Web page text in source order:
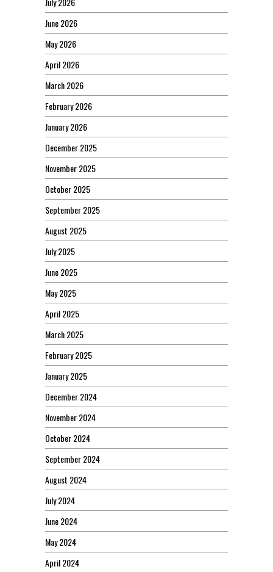
June 2026
May 2026
April 2026
March 2026
February 2026
January 2026
December 2025
November 2025
October 2025
September 2025
August 2025
July 2025
June 2025
May 2025
April 2025
March 2025
February 2025
January 2025
December 2024
November 2024
October 2024
September 2024
August 2024
July 2024
June 2024
May 2024
April 2024